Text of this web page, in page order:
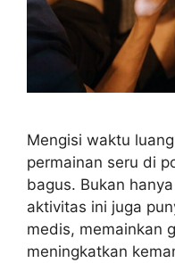
Mengisi waktu
permainan seru di
bagus. Bukan
aktivitas ini juga
medis, memainkan
meningkatkan